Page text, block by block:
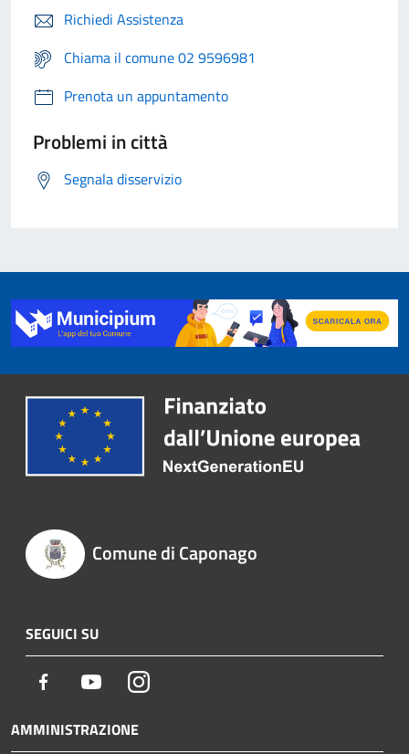
Richiedi Assistenza
Chiama il comune 02 9596981
Prenota un appuntamento
Problemi in città
Segnala disservizio
Comune di Caponago
SEGUICI SU
Facebook YoutubeInstagram
AMMINISTRAZIONE